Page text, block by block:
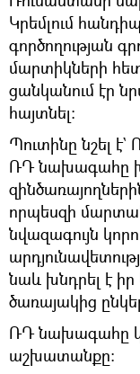
Կրեմլում
գործողության
մարտիկների
ցանկանում էր
հայտնել:
Պուտինը նշել է`
ՌԴ նախագահը
որպեսզի
նվազագույն
նաև խնդրել է
ծառայակից
ՌԴ նախագահը
աշխատանքը։